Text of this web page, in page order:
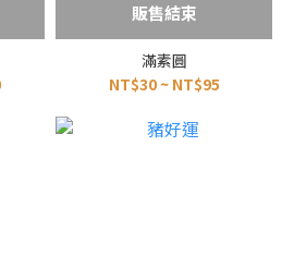
販售結束
滿素圓
NT$30 ~ NT$95